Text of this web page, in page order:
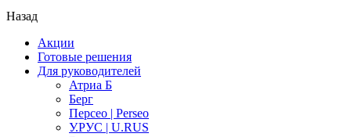
Назад
Акции
Готовые решения
Для руководителей
Атриа Б
Берг
Персео | Perseo
У.РУС | U.RUS